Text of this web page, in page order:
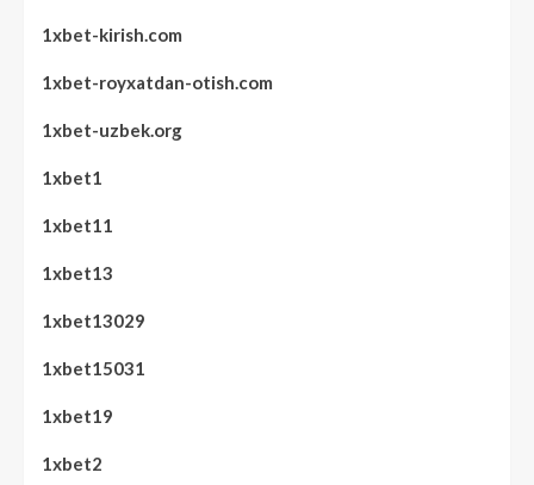
1xbet-kirish.com
1xbet-royxatdan-otish.com
1xbet-uzbek.org
1xbet1
1xbet11
1xbet13
1xbet13029
1xbet15031
1xbet19
1xbet2